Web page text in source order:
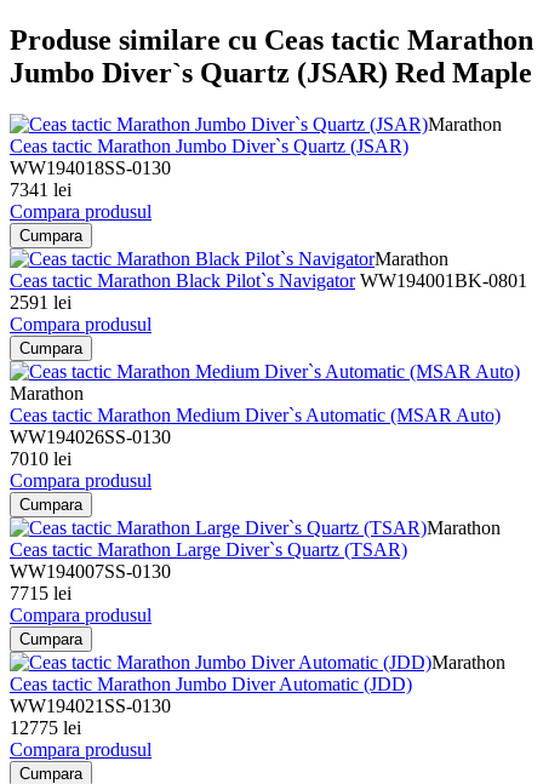
Produse similare cu Ceas tactic Marathon
Jumbo Diver`s Quartz (JSAR) Red Maple
Marathon
Ceas tactic Marathon Jumbo Diver`s Quartz (JSAR)
WW194018SS-0130
7341 lei
Compara produsul
Cumpara
Marathon
Ceas tactic Marathon Black Pilot`s NavigatorWW194001BK-0801
2591 lei
Compara produsul
Cumpara
Marathon
Ceas tactic Marathon Medium Diver`s Automatic (MSAR Auto)
WW194026SS-0130
7010 lei
Compara produsul
Cumpara
Marathon
Ceas tactic Marathon Large Diver`s Quartz (TSAR)
WW194007SS-0130
7715 lei
Compara produsul
Cumpara
Marathon
Ceas tactic Marathon Jumbo Diver Automatic (JDD)
WW194021SS-0130
12775 lei
Compara produsul
Cumpara